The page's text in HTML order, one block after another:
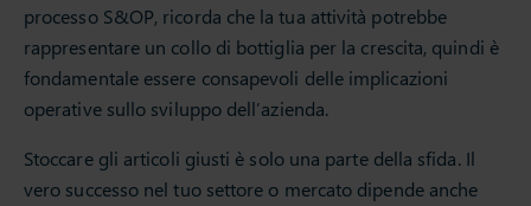
processo S&OP, ricorda che la tua attività potrebbe
rappresentare un collo di bottiglia per la crescita, quindi è
fondamentale essere consapevoli delle implicazioni
operative sullo sviluppo dell’azienda.
Stoccare gli articoli giusti è solo una parte della sfida. Il
vero successo nel tuo settore o mercato dipende anche